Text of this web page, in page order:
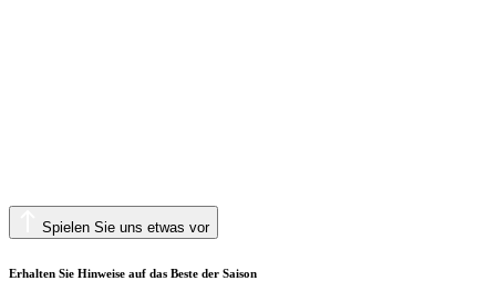
Spielen Sie uns etwas vor
Erhalten Sie Hinweise auf das Beste der Saison